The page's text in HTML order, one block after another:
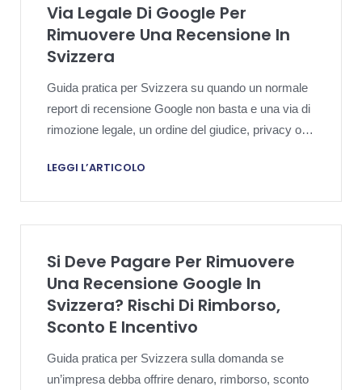
Via Legale Di Google Per
Rimuovere Una Recensione In
Svizzera
Guida pratica per Svizzera su quando un normale
report di recensione Google non basta e una via di
rimozione legale, un ordine del giudice, privacy o
LEGGI L’ARTICOLO
Si Deve Pagare Per Rimuovere
Una Recensione Google In
Svizzera? Rischi Di Rimborso,
Sconto E Incentivo
Guida pratica per Svizzera sulla domanda se
un’impresa debba offrire denaro, rimborso, sconto